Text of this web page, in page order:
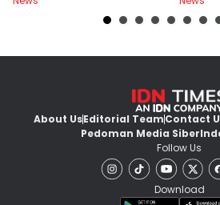
About UsEditorial TeamContact
Pedoman Media Siber
Follow Us
Download